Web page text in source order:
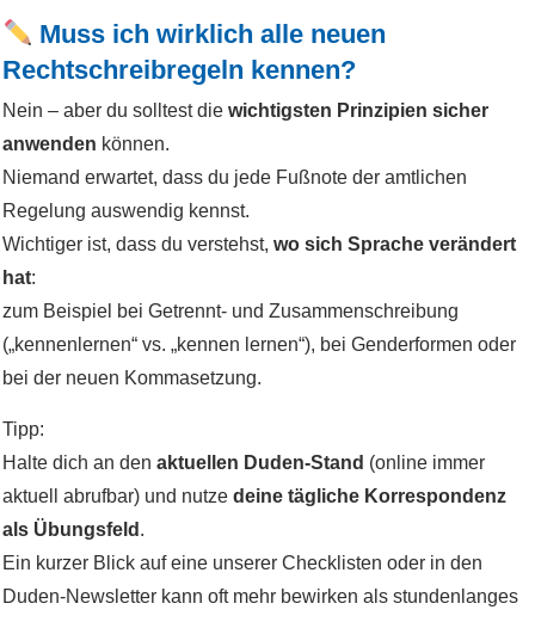
Muss ich wirklich alle neuen
Rechtschreibregeln kennen?
Nein – aber du solltest die wichtigsten Prinzipien sicher
anwenden können.
Niemand erwartet, dass du jede Fußnote der amtlichen
Regelung auswendig kennst.
Wichtiger ist, dass du verstehst, wo sich Sprache verändert
hat:
zum Beispiel bei Getrennt- und Zusammenschreibung
(„kennenlernen“ vs. „kennen lernen“), bei Genderformen oder
bei der neuen Kommasetzung.
Tipp:
Halte dich an den aktuellen Duden-Stand (online immer
aktuell abrufbar) und nutze deine tägliche Korrespondenz
als Übungsfeld .
Ein kurzer Blick auf eine unserer Checklisten oder in den
Duden-Newsletter kann oft mehr bewirken als stundenlanges